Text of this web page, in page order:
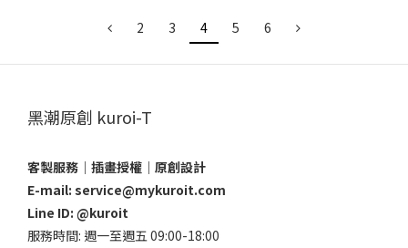
2 3 4 5 6
黑潮原創 kuroi-T
客製服務｜插畫授權｜原創設計
E-mail: service@mykuroit.com
Line ID: @kuroit
服務時間: 週一至週五 09:00-18:00